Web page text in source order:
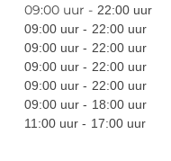
09:00uur - 22:00uur
09:00uur - 22:00uur
09:00uur - 22:00uur
09:00uur - 22:00uur
09:00uur - 22:00uur
09:00uur - 18:00uur
11:00uur - 17:00uur